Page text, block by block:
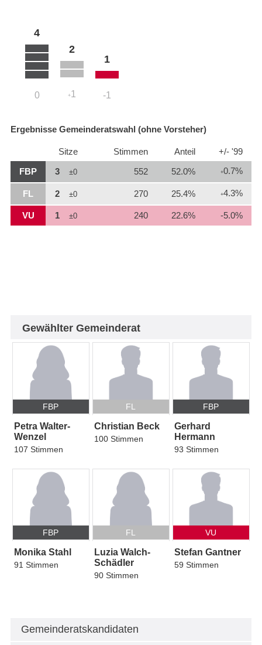
4
0
2
+1
1
-1
Ergebnisse Gemeinderatswahl (ohne Vorsteher)
Sitze Stimmen Anteil
+/- '99
FBP
3 ±0 552 52.0% +0.7%
FL 2 ±0 270 25.4% +4.3%
VU 1 ±0 240 22.6% -5.0%
Gewählter Gemeinderat
FBP
Petra Walter-
Wenzel
107 Stimmen
FL
Christian Beck
100 Stimmen
FBP
Gerhard
Hermann
93 Stimmen
FBP
Monika Stahl
91 Stimmen
FL
Luzia Walch-
Schädler
90 Stimmen
VU
Stefan Gantner
59 Stimmen
Gemeinderatskandidaten